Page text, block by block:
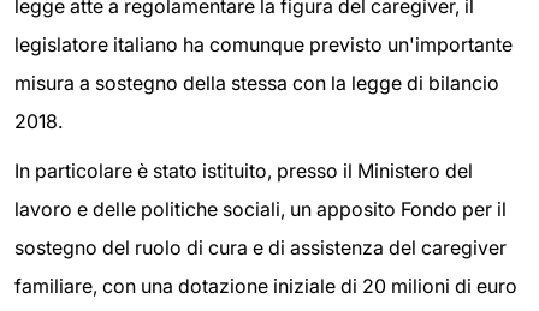
legge atte a regolamentare la figura del caregiver, il
legislatore italiano ha comunque previsto un'importante
misura a sostegno della stessa con la legge di bilancio
2018.
In particolare è stato istituito, presso il Ministero del
lavoro e delle politiche sociali, un apposito Fondo per il
sostegno del ruolo di cura e di assistenza del caregiver
familiare, con una dotazione iniziale di 20 milioni di euro